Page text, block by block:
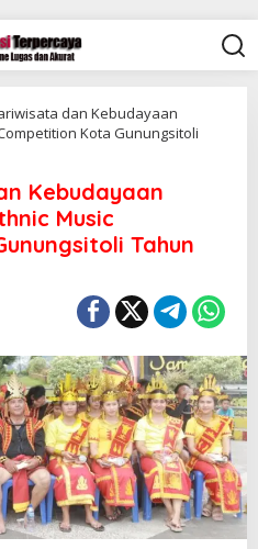
dan Kebudayaan
Kota Gunungsitoli
Kebudayaan
Music
Tahun